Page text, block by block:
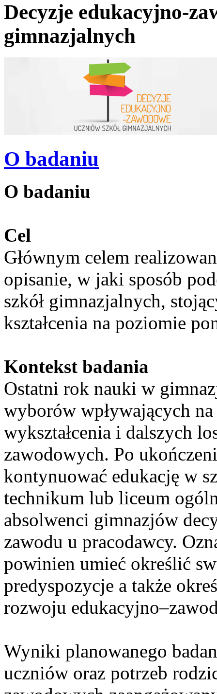
Decyzje edukacyjno-
gimnazjalnych
O badaniu
O badaniu
Cel
Głównym celem
opisanie, w jaki sposób
szkół gimnazjalnych,
kształcenia na poziomie
Kontekst badania
Ostatni rok nauki w
wyborów wpływających
wykształcenia i dalszych
zawodowych. Po
kontynuować edukację w
technikum lub liceum
absolwenci gimnazjów
zawodu u pracodawcy.
powinien umieć określić
predyspozycje a także
rozwoju
Wyniki planowanego
uczniów oraz potrzeb